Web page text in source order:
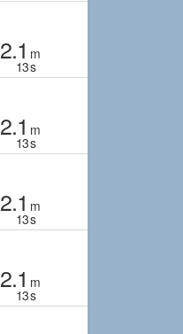
2.1 m
13s
2.1 m
13s
2.1 m
13s
2.1 m
13s